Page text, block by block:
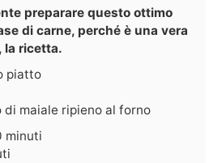
preparare questo ottimo
di carne, perché è una vera
la ricetta.
piatto
di maiale ripieno al forno
minuti